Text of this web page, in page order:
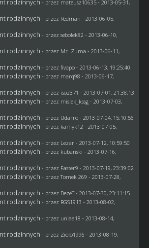
rodzinnych - przez mateusz10635- 2013-05-31,
rodzinnych - przez Redman - 2013-06-05,
rodzinnych - przez sebolek82 - 2013-06-10,
rodzinnych - przez Mr. Zuma - 2013-06-11,
rodzinnych - przez fivapo- 2013-06-13, 19:25:40
rodzinnych - przez marq98 - 2013-06-17,
rodzinnych - przez iso2371 - 2013-07-01, 21:38:13
rodzinnych - przez misiek_kssg- 2013-07-03,
rodzinnych - przez Udarro- 2013-07-04, 15:10:56
rodzinnych - przez kamyk12 - 2013-07-05,
rodzinnych - przez Lezar- 2013-07-12, 10:59:50
rodzinnych - przez kubanski - 2013-07-16,
rodzinnych - przez Faster9 - 2013-07-19, 23:39:02
rodzinnych - przezTomek 269 - 2013-07-28,
rodzinnych - przez DezeT- 2013-07-30, 23:11:15
rodzinnych - przez RGS1913 - 2013-08-02,
rodzinnych - przez uniaa18 - 2013-08-14,
rodzinnych - przez Ziolo1996 - 2013-08-19,